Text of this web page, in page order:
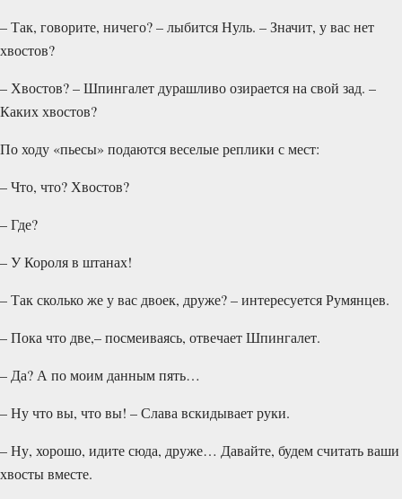
– Так, говорите, ничего? – лыбится Нуль. – Значит, у вас нет
хвостов?
– Хвостов? – Шпингалет дурашливо озирается на свой зад. –
Каких хвостов?
По ходу «пьесы» подаются веселые реплики с мест:
– Что, что? Хвостов?
– Где?
– У Короля в штанах!
– Так сколько же у вас двоек, друже? – интересуется Румянцев.
– Пока что две,– посмеиваясь, отвечает Шпингалет.
– Да? А по моим данным пять…
– Ну что вы, что вы! – Слава вскидывает руки.
– Ну, хорошо, идите сюда, друже… Давайте, будем считать ваши
хвосты вместе.